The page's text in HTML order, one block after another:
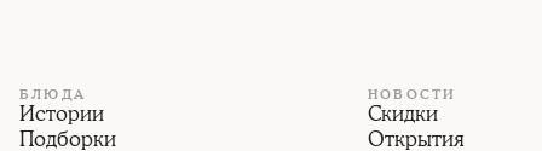
БЛЮДА
Истории
Подборки
НОВОСТИ
Скидки
Открытия